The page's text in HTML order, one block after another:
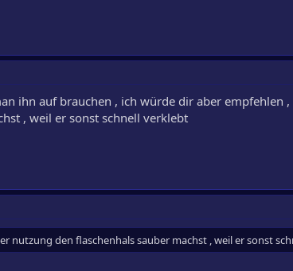
ihn auf brauchen , ich würde dir aber empfehlen ,
, weil er sonst schnell verklebt
nutzung den flaschenhals sauber machst , weil er sonst